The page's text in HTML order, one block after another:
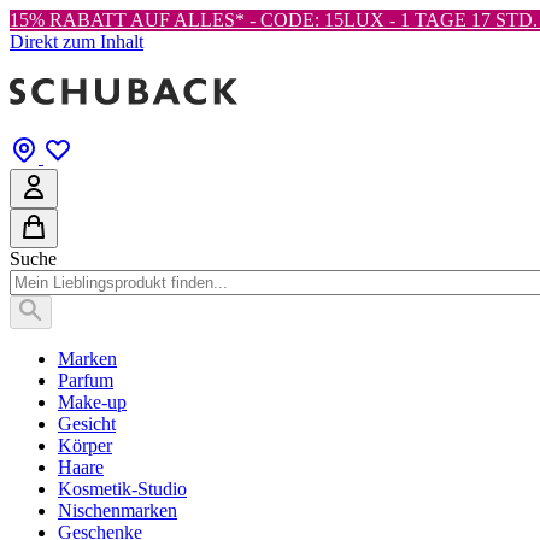
15% RABATT AUF ALLES* - CODE: 15LUX - 1 TAGE 17
Direkt zum Inhalt
Suche
Marken
Parfum
Make-up
Gesicht
Körper
Haare
Kosmetik-Studio
Nischenmarken
Geschenke